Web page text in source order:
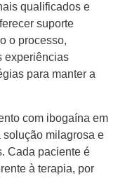
qualificados e
suporte
o processo,
experiências
para manter a
com ibogaína em
solução milagrosa e
Cada paciente é
à terapia, por